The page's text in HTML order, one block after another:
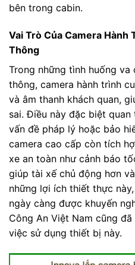
bên trong cabin.
Vai Trò Của Camera Hành
Thông
Trong những tình huống va
thông, camera hành trình
và âm thanh khách quan,
sai. Điều này đặc biệt
vấn đề pháp lý hoặc bảo
camera cao cấp còn tích
xe an toàn như cảnh báo
giúp tài xế chủ động hơn
những lợi ích thiết thực
ngày càng được khuyến
Công An Việt Nam cũng
việc sử dụng thiết bị này.